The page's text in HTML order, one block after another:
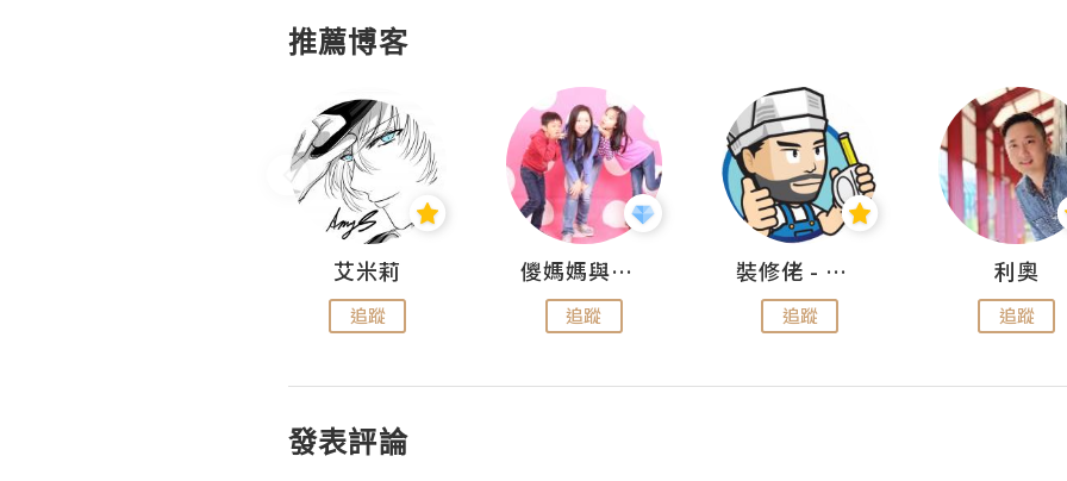
推薦博客
艾米莉
追蹤
儍媽媽與兩隻小魔怪之家
追蹤
裝修佬 - 香港一站式網上裝修平台
追蹤
利奧
追蹤
發表評論